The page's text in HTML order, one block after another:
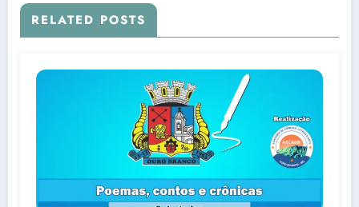
RELATED POSTS